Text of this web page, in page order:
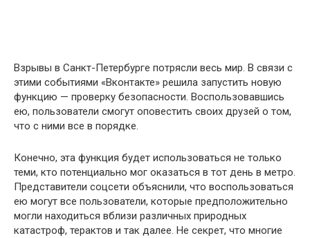
Взрывы в Санкт-Петербурге потрясли весь мир. В связи с
этими событиями «Вконтакте» решила запустить новую
функцию — проверку безопасности. Воспользовавшись
ею, пользователи смогут оповестить своих друзей о том,
что с ними все в порядке.
Конечно, эта функция будет использоваться не только
теми, кто потенциально мог оказаться в тот день в метро.
Представители соцсети объяснили, что воспользоваться
ею могут все пользователи, которые предположительно
могли находиться вблизи различных природных
катастроф, терактов и так далее. Не секрет, что многие